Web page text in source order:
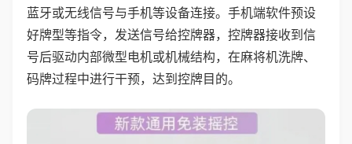
蓝牙或无线信号与手机等设备连接。手机端软件预设
好牌型等指令，发送信号给控牌器，控牌器接收到信
号后驱动内部微型电机或机械结构，在麻将机洗牌、
码牌过程中进行干预，达到控牌目的。